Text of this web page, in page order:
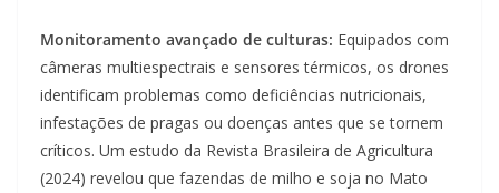
Monitoramento avançado de culturas: Equipados com
câmeras multiespectrais e sensores térmicos, os drones
identificam problemas como deficiências nutricionais,
infestações de pragas ou doenças antes que se tornem
críticos. Um estudo da Revista Brasileira de Agricultura
(2024) revelou que fazendas de milho e soja no Mato